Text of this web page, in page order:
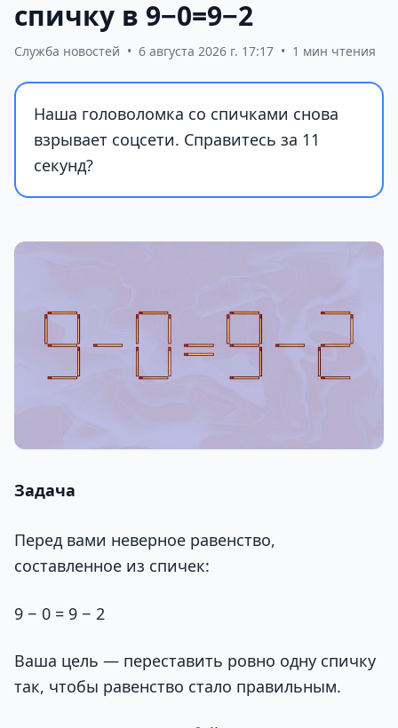
спичку в 9−0=9−2
Служба новостей • 6 августа 2026 г. 17:17 • 1 мин чтения
Наша головоломка со спичками снова
взрывает соцсети. Справитесь за 11
секунд?
Задача
Перед вами неверное равенство,
составленное из спичек:
9 − 0 = 9 − 2
Ваша цель — переставить ровно одну спичку
так, чтобы равенство стало правильным.